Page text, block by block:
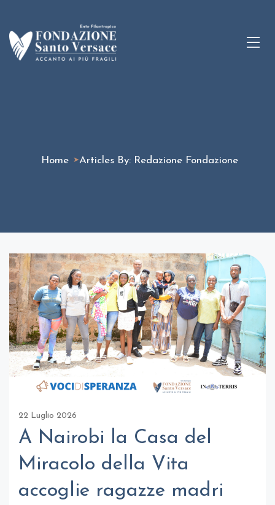
Home ➤Articles By: Redazione Fondazione
22 Luglio 2026
A Nairobi la Casa del
Miracolo della Vita
accoglie ragazze madri